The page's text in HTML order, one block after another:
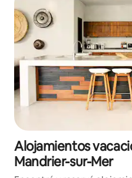
Alojamientos
Mandrier-sur-Mer